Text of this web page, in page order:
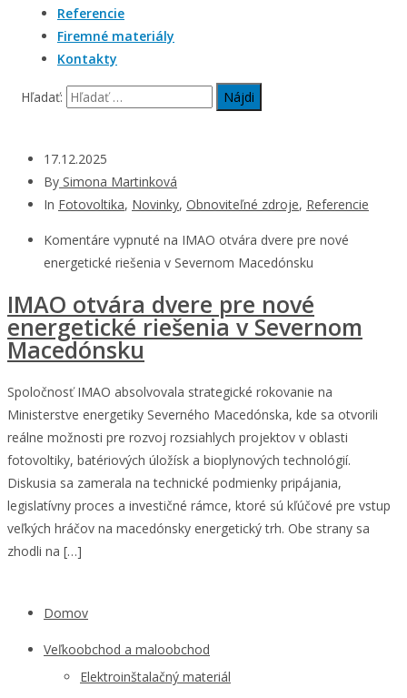
Referencie
Firemné materiály
Kontakty
Hľadať:
17.12.2025
By Simona Martinková
In Fotovoltika, Novinky, Obnoviteľné zdroje, Referencie
Komentáre vypnuté na IMAO otvára dvere pre nové
energetické riešenia v Severnom Macedónsku
IMAO otvára dvere pre nové
energetické riešenia v Severnom
Macedónsku
Spoločnosť IMAO absolvovala strategické rokovanie na
Ministerstve energetiky Severného Macedónska, kde sa otvorili
reálne možnosti pre rozvoj rozsiahlych projektov v oblasti
fotovoltiky, batériových úložísk a bioplynových technológií.
Diskusia sa zamerala na technické podmienky pripájania,
legislatívny proces a investičné rámce, ktoré sú kľúčové pre vstup
veľkých hráčov na macedónsky energetický trh. Obe strany sa
zhodli na […]
Domov
Veľkoobchod a maloobchod
Elektroinštalačný materiál